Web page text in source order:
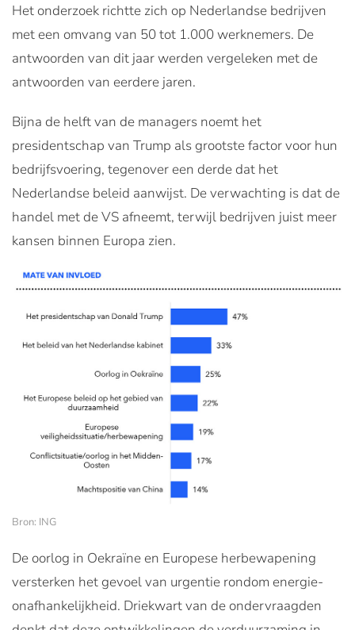
Het onderzoek richtte zich op Nederlandse bedrijven
met een omvang van 50 tot 1.000 werknemers. De
antwoorden van dit jaar werden vergeleken met de
antwoorden van eerdere jaren.
Bijna de helft van de managers noemt het
presidentschap van Trump als grootste factor voor hun
bedrijfsvoering, tegenover een derde dat het
Nederlandse beleid aanwijst. De verwachting is dat de
handel met de VS afneemt, terwijl bedrijven juist meer
kansen binnen Europa zien.
Bron: ING
De oorlog in Oekraïne en Europese herbewapening
versterken het gevoel van urgentie rondom energie-
onafhankelijkheid. Driekwart van de ondervraagden